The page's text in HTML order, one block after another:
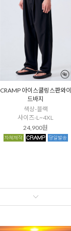
CRAMP 아이스쿨링스판와이
드바지
색상-블랙
사이즈-L~4XL
24,900원